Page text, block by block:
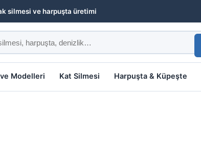
silmesi ve harpuşta üretimi
Modelleri Kat Silmesi Harpuşta & Küpeşte